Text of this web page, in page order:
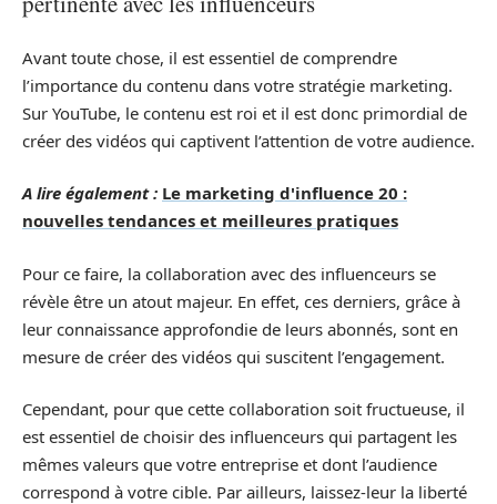
Avant toute chose, il est essentiel de comprendre
l’importance du contenu dans votre stratégie marketing.
Sur YouTube, le contenu est roi et il est donc primordial de
créer des vidéos qui captivent l’attention de votre audience.
A lire également : Le marketing d'influence 20 :
nouvelles tendances et meilleures pratiques
Pour ce faire, la collaboration avec des influenceurs se
révèle être un atout majeur. En effet, ces derniers, grâce à
leur connaissance approfondie de leurs abonnés, sont en
mesure de créer des vidéos qui suscitent l’engagement.
Cependant, pour que cette collaboration soit fructueuse, il
est essentiel de choisir des influenceurs qui partagent les
mêmes valeurs que votre entreprise et dont l’audience
correspond à votre cible. Par ailleurs, laissez-leur la liberté